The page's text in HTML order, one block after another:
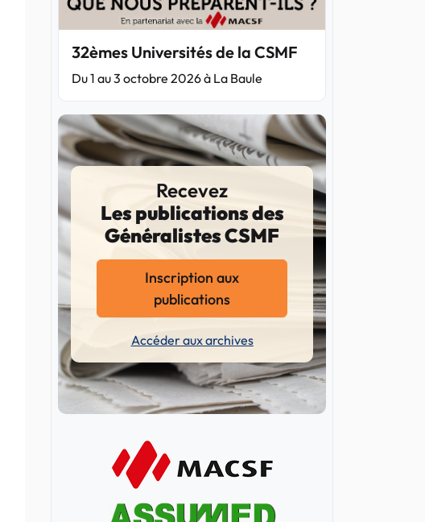
32èmes Universités de la CSMF
Du 1 au 3 octobre 2026 à La Baule
Recevez
Les publications des
Généralistes CSMF
Inscription aux
publications
Accéder aux archives